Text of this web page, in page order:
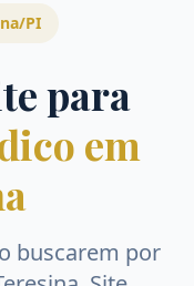
/PI
para
em
buscarem por